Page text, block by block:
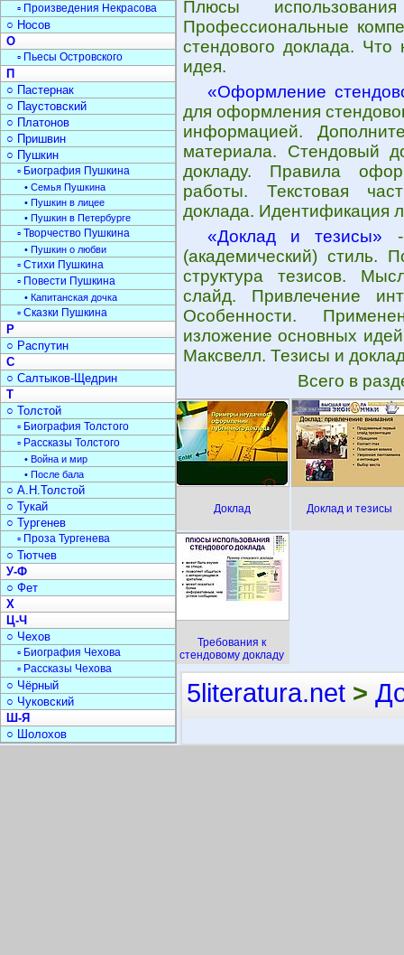
Плюсы
Профессиональные
стендового доклада.
идея.
«Оформление
для оформления
информацией.
материала. Стендовый
докладу. Правила
работы. Текстовая
доклада. Идентификация
«Доклад и тезисы» -
(академический) стиль.
структура тезисов.
слайд. Привлечение
Особенности.
изложение основных
Максвелл. Тезисы и
Всего в
Доклад Доклад и тезисы
Требования к
стендовому докладу
▫ Произведения Некрасова
○ Носов
О
▫ Пьесы Островского
П
○ Пастернак
○ Паустовский
○ Платонов
○ Пришвин
○ Пушкин
▫ Биография Пушкина
• Семья Пушкина
• Пушкин в лицее
• Пушкин в Петербурге
▫ Творчество Пушкина
• Пушкин о любви
▫ Стихи Пушкина
▫ Повести Пушкина
• Капитанская дочка
▫ Сказки Пушкина
Р
○ Распутин
С
○ Салтыков-Щедрин
Т
○ Толстой
▫ Биография Толстого
▫ Рассказы Толстого
• Война и мир
• После бала
○ А.Н.Толстой
○ Тукай
○ Тургенев
▫ Проза Тургенева
○ Тютчев
У-Ф
○ Фет
Х
Ц-Ч
○ Чехов
▫ Биография Чехова
▫ Рассказы Чехова
○ Чёрный
○ Чуковский
Ш-Я
○ Шолохов
5literatura.net >